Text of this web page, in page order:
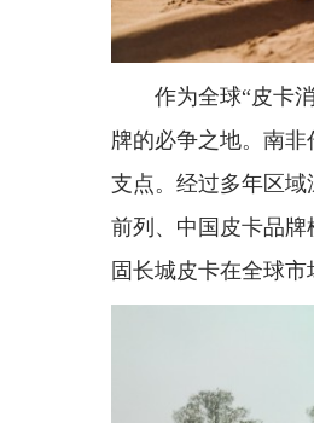
作为全球“皮卡
牌的必争之地。南
支点。经过多年区
前列、中国皮卡品
固长城皮卡在全球市